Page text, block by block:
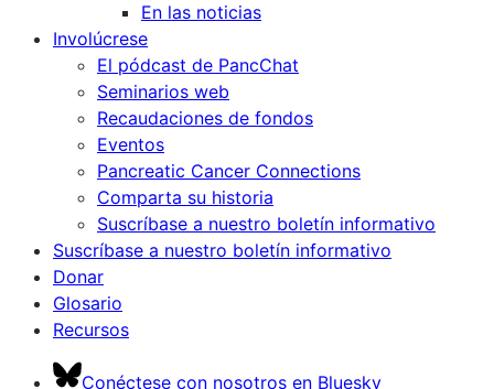
En las noticias
Involúcrese
El pódcast de PancChat
Seminarios web
Recaudaciones de fondos
Eventos
Pancreatic Cancer Connections
Comparta su historia
Suscríbase a nuestro boletín informativo
Suscríbase a nuestro boletín informativo
Donar
Glosario
Recursos
Conéctese con nosotros en Bluesky